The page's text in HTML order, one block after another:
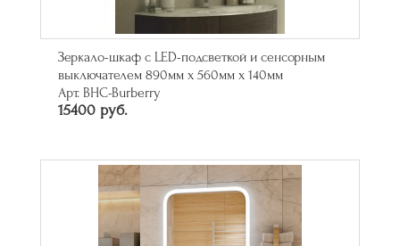
Зеркало-шкаф с LED-подсветкой и сенсорным
выключателем 890мм х 560мм х 140мм
Арт. BHC-Burberry
15400 руб.